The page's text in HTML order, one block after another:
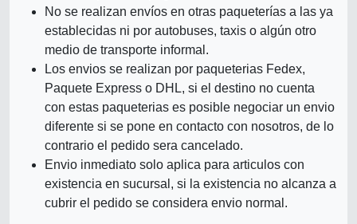
No se realizan envíos en otras paqueterías a las ya
establecidas ni por autobuses, taxis o algún otro
medio de transporte informal.
Los envios se realizan por paqueterias Fedex,
Paquete Express o DHL, si el destino no cuenta
con estas paqueterias es posible negociar un envio
diferente si se pone en contacto con nosotros, de lo
contrario el pedido sera cancelado.
Envio inmediato solo aplica para articulos con
existencia en sucursal, si la existencia no alcanza a
cubrir el pedido se considera envio normal.